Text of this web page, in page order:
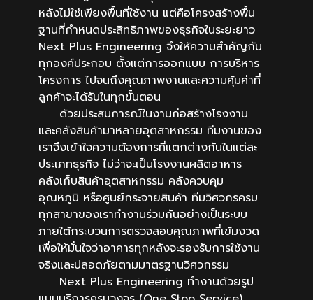
หลังไม่ใช่เพียงพื้นที่ใช้งาน แต่คือโครงสร้างพื้น
ฐานที่กำหนดประสิทธิภาพของธุรกิจในระยะยาว
Next Plus Engineering จึงให้ความสำคัญกับ
ทุกองค์ประกอบ ตั้งแต่การออกแบบ การบริหาร
โครงการ ไปจนถึงคุณภาพงานและความคุ้มค่าที่
ลูกค้าจะได้รับในทุกขั้นตอน
ด้วยประสบการณ์ในงานก่อสร้างโรงงาน
และคลังสินค้ามาหลายอุตสาหกรรม ทีมงานของ
เราจึงเข้าใจความต้องการที่แตกต่างกันในแต่ละ
ประเภทธุรกิจ ไม่ว่าจะเป็นโรงงานผลิตอาหาร
คลังเก็บสินค้าอุตสาหกรรม คลังควบคุม
อุณหภูมิ หรือศูนย์กระจายสินค้า ทีมวิศวกรครบ
ทุกสาขาของเราทำงานร่วมกันอย่างเป็นระบบ
ภายใต้กระบวนการตรวจสอบคุณภาพที่เข้มงวด
เพื่อให้มั่นใจว่าอาคารทุกหลังจะรองรับการใช้งาน
จริงและปลอดภัยตามมาตรฐานวิศวกรรม
Next Plus Engineering ทำงานด้วยรูป